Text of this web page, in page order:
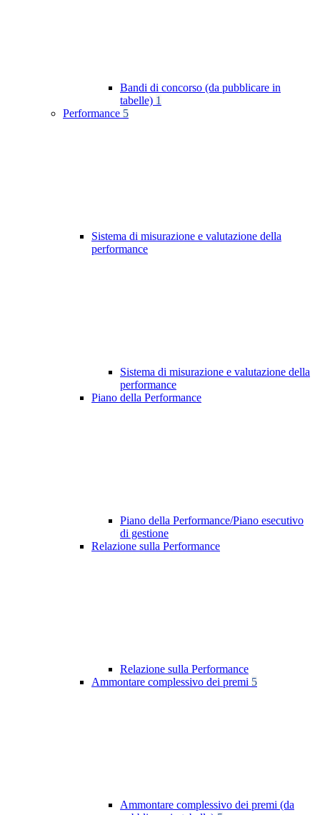
Bandi di concorso (da pubblicare in
tabelle) 1
Performance 5
Sistema di misurazione e valutazione della
performance
Sistema di misurazione e valutazione della
performance
Piano della Performance
Piano della Performance/Piano esecutivo
di gestione
Relazione sulla Performance
Relazione sulla Performance
Ammontare complessivo dei premi 5
Ammontare complessivo dei premi (da